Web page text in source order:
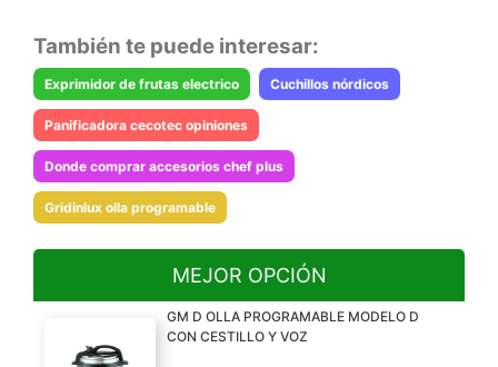
También te puede interesar:
Exprimidor de frutas electrico Cuchillos nórdicos
Panificadora cecotec opiniones
Donde comprar accesorios chef plus
Gridinlux olla programable
MEJOR OPCIÓN
GM D OLLA PROGRAMABLE MODELO D
CON CESTILLO Y VOZ